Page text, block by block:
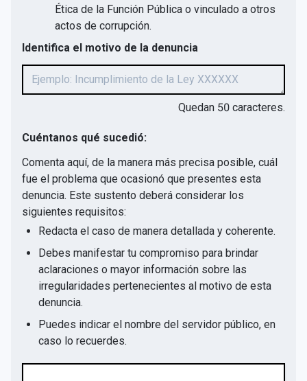
Ética de la Función Pública o vinculado a otros
actos de corrupción.
Identifica el motivo de la denuncia
Quedan 50 caracteres.
Cuéntanos qué sucedió:
Comenta aquí, de la manera más precisa posible, cuál
fue el problema que ocasionó que presentes esta
denuncia. Este sustento deberá considerar los
siguientes requisitos:
Redacta el caso de manera detallada y coherente.
Debes manifestar tu compromiso para brindar
aclaraciones o mayor información sobre las
irregularidades pertenecientes al motivo de esta
denuncia.
Puedes indicar el nombre del servidor público, en
caso lo recuerdes.